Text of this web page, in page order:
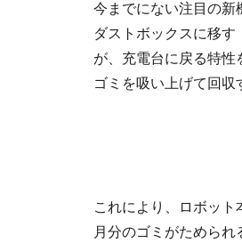
今までにない注目の新
ダストボックスに移す
が、充電台に戻る特
ゴミを吸い上げて回収
これにより、ロボッ
月分のゴミがためられ